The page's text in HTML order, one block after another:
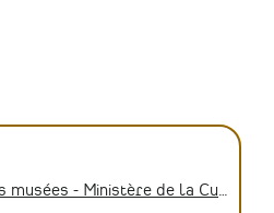
Nuit européenne des musées - Ministère de la Culture